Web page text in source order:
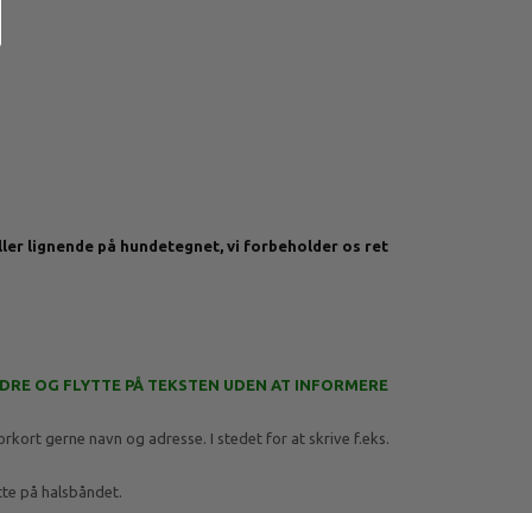
lignende på hundetegnet, vi forbeholder os ret
OG FLYTTE PÅ TEKSTEN UDEN AT INFORMERE
gerne navn og adresse. I stedet for at skrive f.eks.
på halsbåndet.